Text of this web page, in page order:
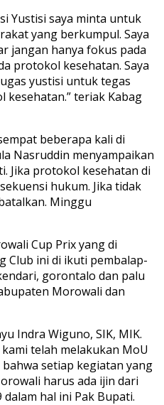
Yustisi saya minta untuk
yang berkumpul. Saya
jangan hanya fokus pada
protokol kesehatan. Saya
yustisi untuk tegas
teriak Kabag
beberapa kali di
Nasruddin menyampaikan
Jika protokol kesehatan di
hukum. Jika tidak
Minggu
Cup Prix yang di
Club ini di ikuti pembalap-
gorontalo dan palu
Morowali dan
Indra Wiguno, SIK, MIK.
telah melakukan MoU
setiap kegiatan yang
harus ada ijin dari
hal ini Pak Bupati.